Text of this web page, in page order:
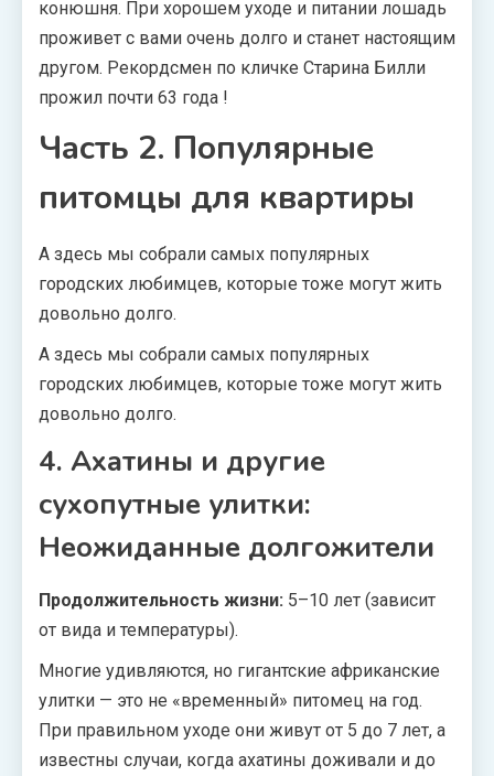
конюшня. При хорошем уходе и питании лошадь
проживет с вами очень долго и станет настоящим
другом. Рекордсмен по кличке Старина Билли
прожил почти 63 года !
Часть 2. Популярные
питомцы для квартиры
А здесь мы собрали самых популярных
городских любимцев, которые тоже могут жить
довольно долго.
А здесь мы собрали самых популярных
городских любимцев, которые тоже могут жить
довольно долго.
4. Ахатины и другие
сухопутные улитки:
Неожиданные долгожители
Продолжительность жизни: 5–10 лет (зависит
от вида и температуры).
Многие удивляются, но гигантские африканские
улитки — это не «временный» питомец на год.
При правильном уходе они живут от 5 до 7 лет, а
известны случаи, когда ахатины доживали и до